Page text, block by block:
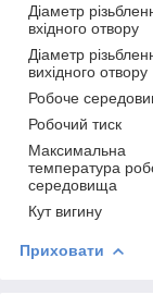
Діаметр
вхідного отвору
Діаметр
вихідного отвору
Робоче
Робочий тиск
Максимальна
температура
середовища
Кут вигину
Приховати